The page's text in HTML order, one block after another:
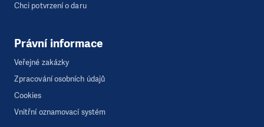
Chci potvrzení o daru
Právní informace
Veřejné zakázky
Zpracování osobních údajů
Cookies
Vnitřní oznamovací systém